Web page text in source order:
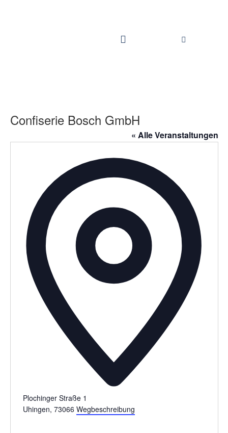
Confiserie Bosch GmbH
« Alle Veranstaltungen
Plochinger Straße 1
Uhingen, 73066 Wegbeschreibung